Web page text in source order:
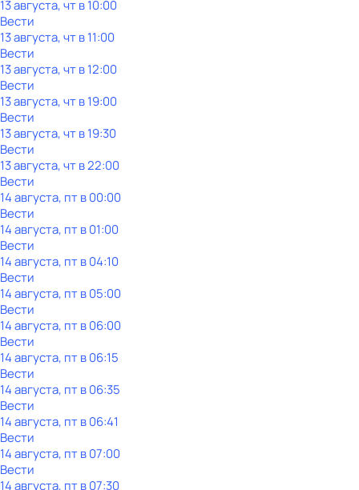
13 августа, чт в 10:00
Вести
13 августа, чт в 11:00
Вести
13 августа, чт в 12:00
Вести
13 августа, чт в 19:00
Вести
13 августа, чт в 19:30
Вести
13 августа, чт в 22:00
Вести
14 августа, пт в 00:00
Вести
14 августа, пт в 01:00
Вести
14 августа, пт в 04:10
Вести
14 августа, пт в 05:00
Вести
14 августа, пт в 06:00
Вести
14 августа, пт в 06:15
Вести
14 августа, пт в 06:35
Вести
14 августа, пт в 06:41
Вести
14 августа, пт в 07:00
Вести
14 августа, пт в 07:30